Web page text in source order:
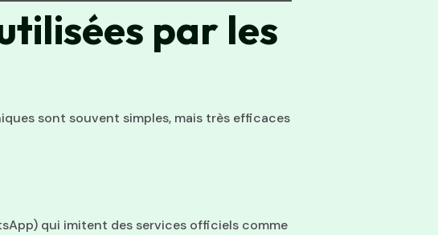
par les
sont souvent simples, mais très efficaces
qui imitent des services officiels comme